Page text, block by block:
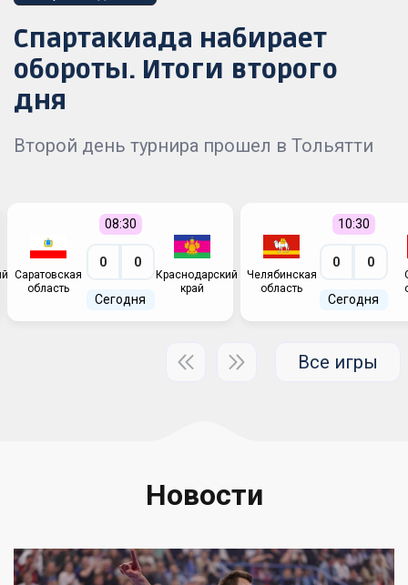
Спартакиада набирает
обороты. Итоги второго
дня
Второй день турнира прошел в Тольятти
Саратовская
область
08:30
0 0
Сегодня
Краснодарский
край
Челябинская
область
10:30
0 0
Сегодня
Все игры
Новости